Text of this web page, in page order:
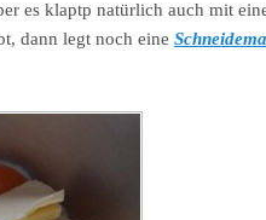
es klaptp natürlich auch mit
dann legt noch eine